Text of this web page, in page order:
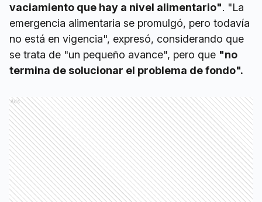
vaciamiento que hay a nivel alimentario". "La
emergencia alimentaria se promulgó, pero todavía
no está en vigencia", expresó, considerando que
se trata de "un pequeño avance", pero que "no
termina de solucionar el problema de fondo".
Ads